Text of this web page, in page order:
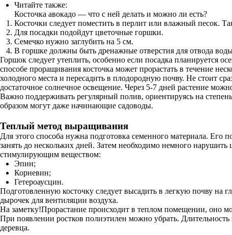
Читайте также:
Косточка авокадо — что с ней делать и можно ли есть?
Косточки следует поместить в перлит или влажный песок.
Для посадки подойдут цветочные горшки.
Семечко нужно заглубить на 5 см.
В горшке должны быть дренажные отверстия для отвода
Горшок следует утеплить, особенно если посадка планируется
способе проращивания косточка может прорастать в течение
холодного места и пересадить в плодородную почву. Не стоит
достаточное солнечное освещение. Через 5-7 дней растение
Важно поддерживать регулярный полив, ориентируясь на
образом могут даже начинающие садоводы.
Теплый метод выращивания
Для этого способа нужна подготовка семенного материала.
занять до нескольких дней. Затем необходимо немного
стимулирующим веществом:
Эпин;
Корневин;
Гетероаусцин.
Подготовленную косточку следует высадить в легкую почву на
дырочек для вентиляции воздуха.
На заметку!Прорастание происходит в теплом помещении, оно
При появлении ростков полиэтилен можно убрать.
деревца.